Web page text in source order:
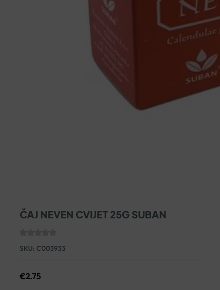
ČAJ NEVEN CVIJET 25G SUBAN
SKU: C003933
€2.75